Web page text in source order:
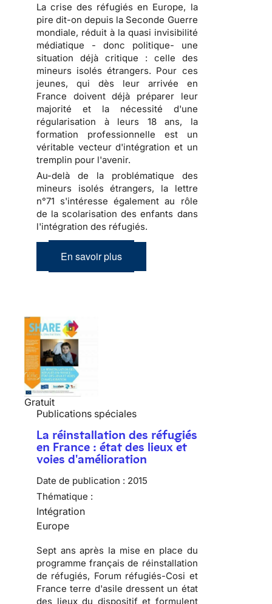
La crise des réfugiés en Europe, la
pire dit-on depuis la Seconde Guerre
mondiale, réduit à la quasi invisibilité
médiatique - donc politique- une
situation déjà critique : celle des
mineurs isolés étrangers. Pour ces
jeunes, qui dès leur arrivée en
France doivent déjà préparer leur
majorité et la nécessité d'une
régularisation à leurs 18 ans, la
formation professionnelle est un
véritable vecteur d'intégration et un
tremplin pour l'avenir.
Au-delà de la problématique des
mineurs isolés étrangers, la lettre
n°71 s'intéresse également au rôle
de la scolarisation des enfants dans
l'intégration des réfugiés.
En savoir plus
Gratuit
Publications spéciales
La réinstallation des réfugiés
en France : état des lieux et
voies d'amélioration
Date de publication : 2015
Thématique :
Intégration
Europe
Sept ans après la mise en place du
programme français de réinstallation
de réfugiés, Forum réfugiés-Cosi et
France terre d'asile dressent un état
des lieux du dispositif et formulent